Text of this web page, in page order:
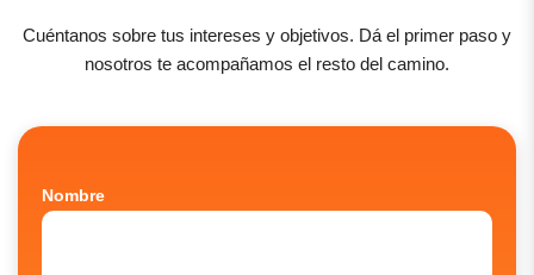
Cuéntanos sobre tus intereses y objetivos. Dá el primer paso y
nosotros te acompañamos el resto del camino.
Nombre